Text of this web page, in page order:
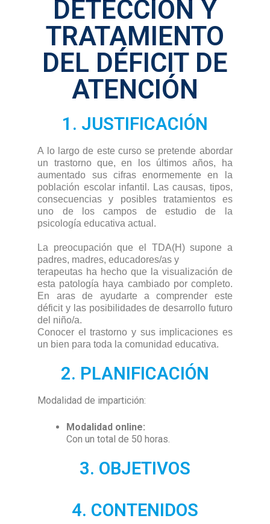
DETECCIÓN Y
TRATAMIENTO
DEL DÉFICIT DE
ATENCIÓN
1. JUSTIFICACIÓN
A lo largo de este curso se pretende abordar
un trastorno que, en los últimos años, ha
aumentado sus cifras enormemente en la
población escolar infantil. Las causas, tipos,
consecuencias y posibles tratamientos es
uno de los campos de estudio de la
psicología educativa actual.
La preocupación que el TDA(H) supone a
padres, madres, educadores/as y
terapeutas ha hecho que la visualización de
esta patología haya cambiado por completo.
En aras de ayudarte a comprender este
déficit y las posibilidades de desarrollo futuro
del niño/a.
Conocer el trastorno y sus implicaciones es
un bien para toda la comunidad educativa.
2. PLANIFICACIÓN
Modalidad de impartición:
Modalidad online:
Con un total de 50 horas.
3. OBJETIVOS
4. CONTENIDOS